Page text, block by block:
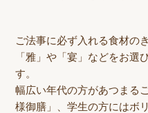
ご法事に必ず入れる食材の
「雅」や「宴」などをお選
す。
幅広い年代の方があつまる
様御膳」、学生の方にはボ